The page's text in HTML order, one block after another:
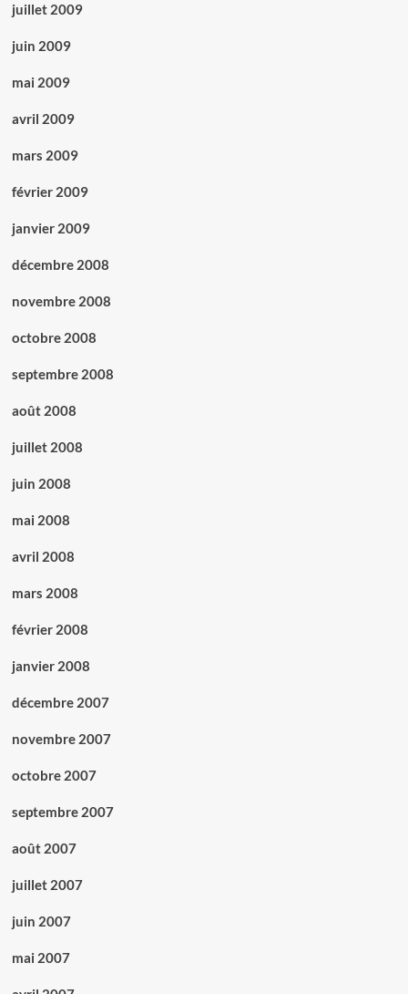
juillet 2009
juin 2009
mai 2009
avril 2009
mars 2009
février 2009
janvier 2009
décembre 2008
novembre 2008
octobre 2008
septembre 2008
août 2008
juillet 2008
juin 2008
mai 2008
avril 2008
mars 2008
février 2008
janvier 2008
décembre 2007
novembre 2007
octobre 2007
septembre 2007
août 2007
juillet 2007
juin 2007
mai 2007